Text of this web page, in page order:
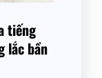
tiếng
lắc bần